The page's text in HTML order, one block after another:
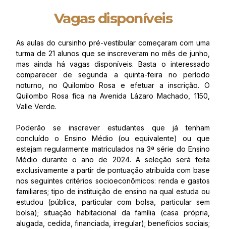
Vagas disponíveis
As aulas do cursinho pré-vestibular começaram com uma
turma de 21 alunos que se inscreveram no mês de junho,
mas ainda há vagas disponíveis. Basta o interessado
comparecer de segunda a quinta-feira no período
noturno, no Quilombo Rosa e efetuar a inscrição. O
Quilombo Rosa fica na Avenida Lázaro Machado, 1150,
Valle Verde.
Poderão se inscrever estudantes que já tenham
concluído o Ensino Médio (ou equivalente) ou que
estejam regularmente matriculados na 3ª série do Ensino
Médio durante o ano de 2024. A seleção será feita
exclusivamente a partir de pontuação atribuída com base
nos seguintes critérios socioeconômicos: renda e gastos
familiares; tipo de instituição de ensino na qual estuda ou
estudou (pública, particular com bolsa, particular sem
bolsa); situação habitacional da família (casa própria,
alugada, cedida, financiada, irregular); benefícios sociais;